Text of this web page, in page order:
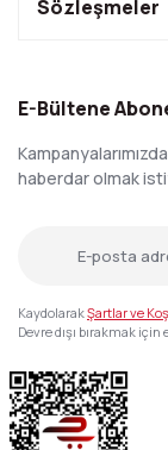
Sözleşmeler
E-Bültene
haberdar olmak
KaydolarakŞartlar ve
Devre dışı bırakmak